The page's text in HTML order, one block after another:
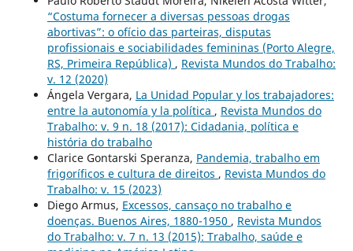
“Costuma fornecer a diversas pessoas drogas
abortivas”: o ofício das parteiras, disputas
profissionais e sociabilidades femininas (Porto Alegre,
RS, Primeira República) , Revista Mundos do Trabalho:
v. 12 (2020)
Ángela Vergara, La Unidad Popular y los trabajadores:
entre la autonomía y la política , Revista Mundos do
Trabalho: v. 9 n. 18 (2017): Cidadania, política e
história do trabalho
Clarice Gontarski Speranza, Pandemia, trabalho em
frigoríficos e cultura de direitos , Revista Mundos do
Trabalho: v. 15 (2023)
Diego Armus, Excessos, cansaço no trabalho e
doenças. Buenos Aires, 1880-1950 , Revista Mundos
do Trabalho: v. 7 n. 13 (2015): Trabalho, saúde e